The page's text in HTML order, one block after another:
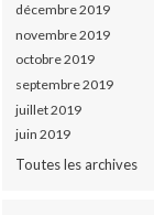
décembre 2019
novembre 2019
octobre 2019
septembre 2019
juillet 2019
juin 2019
Toutes les archives